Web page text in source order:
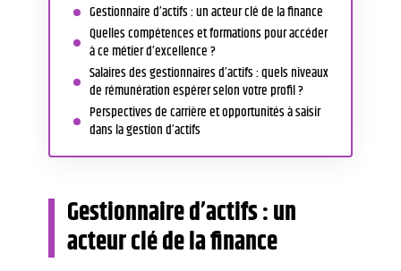
Gestionnaire d’actifs : un acteur clé de la finance
Quelles compétences et formations pour accéder
à ce métier d’excellence ?
Salaires des gestionnaires d’actifs : quels niveaux
de rémunération espérer selon votre profil ?
Perspectives de carrière et opportunités à saisir
dans la gestion d’actifs
Gestionnaire d’actifs : un
acteur clé de la finance